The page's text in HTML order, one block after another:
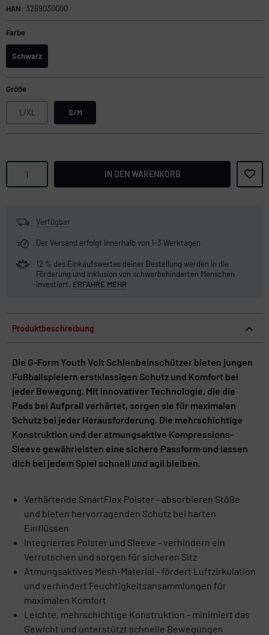
HAN: 3269030000
Farbe
Schwarz
Größe
L/XL S/M
IN DEN WARENKORB
Verfügbar
Der Versand erfolgt innerhalb von 1-3 Werktagen
12 % des Einkaufswertes deiner Bestellung werden in die
Förderung und Inklusion von schwerbehinderten Menschen
investiert. ERFAHRE MEHR
Produktbeschreibung
Die G-Form Youth Volt Schienbeinschützer bieten jungen
Fußballspielern erstklassigen Schutz und Komfort bei
jeder Bewegung. Mit innovativer Technologie, die die
Pads bei Aufprall verhärtet, sorgen sie für maximalen
Schutz bei jeder Herausforderung. Die mehrschichtige
Konstruktion und der atmungsaktive Kompressions-
Sleeve gewährleisten eine sichere Passform und lassen
dich bei jedem Spiel schnell und agil bleiben.
Verhärtende SmartFlex Polster - absorbieren Stöße
und bieten hervorragenden Schutz bei harten
Einflüssen
Integriertes Polster und Sleeve - verhindern ein
Verrutschen und sorgen für sicheren Sitz
Atmungsaktives Mesh-Material - fördert Luftzirkulation
und verhindert Feuchtigkeitsansammlungen für
maximalen Komfort
Leichte, mehrschichtige Konstruktion - minimiert das
Gewicht und unterstützt schnelle Bewegungen